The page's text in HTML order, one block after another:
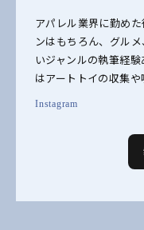
アパレル業界に勤め
ンはもちろん、グル
いジャンルの執筆経
はアートトイの収集や
Instagram